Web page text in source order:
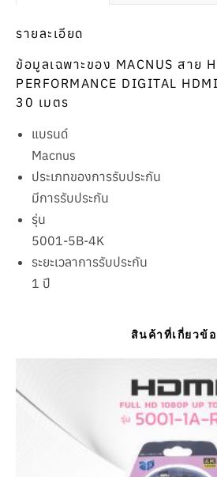
รายละเอียด
ข้อมูลเฉพาะของ MACNUS สาย
PERFORMANCE DIGITAL
30 เมตร
แบรนด์
Macnus
ประเภทของการรับประกัน
มีการรับประกัน
รุ่น
5001-5B-4K
ระยะเวลาการรับประกัน
1 ปี
สินค้าที่เกี่ยวข้อ